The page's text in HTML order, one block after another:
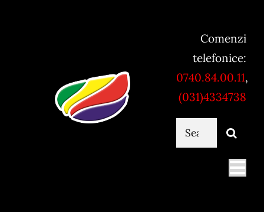
Comenzi
telefonice:
0740.84.00.11,
(031)4334738
Cautare...